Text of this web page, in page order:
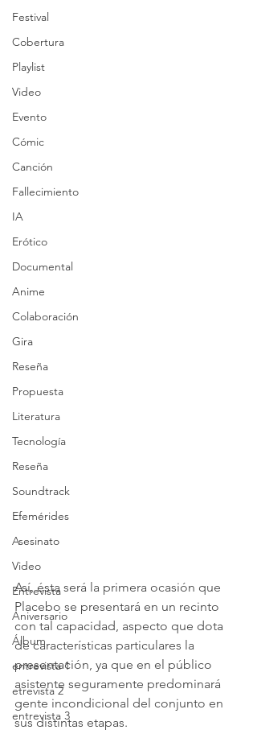
Festival
Cobertura
Playlist
Video
Evento
Cómic
Canción
Fallecimiento
IA
Erótico
Documental
Anime
Colaboración
Gira
Reseña
Propuesta
Literatura
Tecnología
Reseña
Soundtrack
Efemérides
Asesinato
Video
Entrevista
Aniversario
Álbum
entrevista 1
etrevista 2
entrevista 3
Así, ésta será la primera ocasión que
Placebo se presentará en un recinto
con tal capacidad, aspecto que dota
de características particulares la
presentación, ya que en el público
asistente seguramente predominará
gente incondicional del conjunto en
sus distintas etapas.